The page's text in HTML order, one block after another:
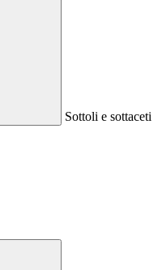
Sottoli e sottaceti